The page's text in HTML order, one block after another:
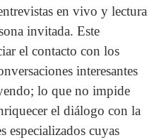
en vivo y lectura
invitada. Este
el contacto con los
interesantes
lo que no impide
el diálogo con la
especializados cuyas